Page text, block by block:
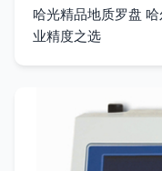
哈光精品地质罗盘
业精度之选